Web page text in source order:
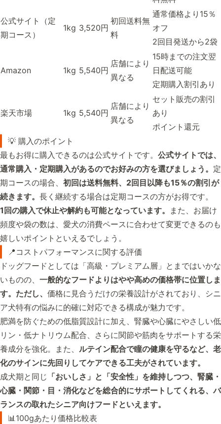
公式サイト（定
期コース）
1kg 3,520円
初回送料無
料
通常価格より15％
オフ
2回目発送から2袋
Amazon 1kg 5,540円
店舗により
異なる
15時までの注文翌
日配送可能
定期購入割引あり
楽天市場 1kg 5,540円
店舗により
異なる
セット販売の割引
あり
ポイント還元
💡 購入のポイント
最もお得に購入できるのは公式サイトです。 公式サイトでは、
通常購入・定期購入があるのでお好みの方を選びましょう。 定
期コースの場合、 初回は送料無料、2回目以降も15％の割引が
続きます。 長く継続する場合は定期コースの方がお得です。
1回の購入で休止や解約も可能となっています。
また、お届け
頻度や袋の数は、愛犬の消費ペースに合わせて変更できるのも
嬉しいポイントといえるでしょう。
📍コストパフォーマンスに関する評価
ドッグフードとしては「高級・プレミアム層」とまではいかな
いものの、 一般的なフードよりはやや高めの価格帯に位置しま
す。ただし、 価格に見合うだけの栄養設計がされており、シニ
ア犬特有の悩みに的確に対応できる構成が魅力です。
肥満を防ぐための低脂質設計に加え、腎臓や心臓にやさしい低
リン・低ナトリウム配合、さらに関節や筋肉をサポートする栄
養成分を強化。また、 ルテイン配合で瞳の健康を守るなど、老
化のサインに先回りしてケアできる工夫がされています。
成犬期と同じ 「おいしさ」と「安全性」を維持しつつ、腎臓・
心臓・関節・目・消化などを総合的にサポートしてくれる、バ
ランスの取れたシニア向けフードといえます。
📊100gあたり価格比較表